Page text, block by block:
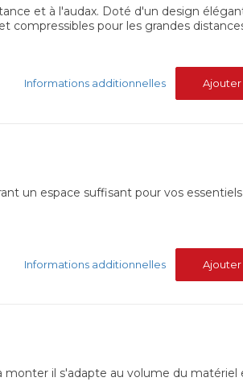
et à l'audax. Doté d'un design
compressibles pour les grandes
Ajouter
Informations additionnelles
un espace suffisant pour vos
Ajouter
Informations additionnelles
monter il s'adapte au volume du matériel